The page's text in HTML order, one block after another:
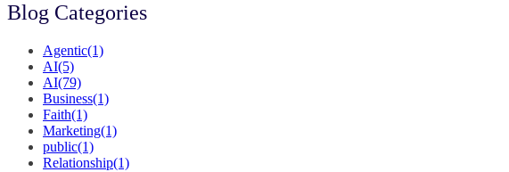
Blog Categories
Agentic(1)
AI(5)
AI(79)
Business(1)
Faith(1)
Marketing(1)
public(1)
Relationship(1)